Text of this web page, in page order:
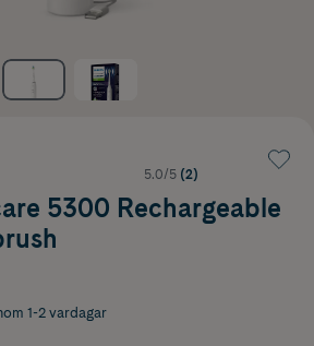
5.0/5 (2)
5300 Rechargeable
1-2 vardagar